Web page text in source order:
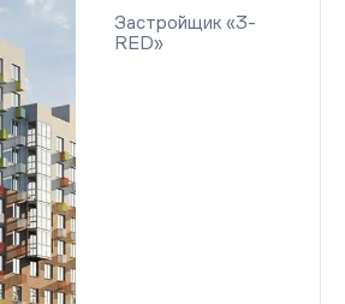
Застройщик «3-
RED»